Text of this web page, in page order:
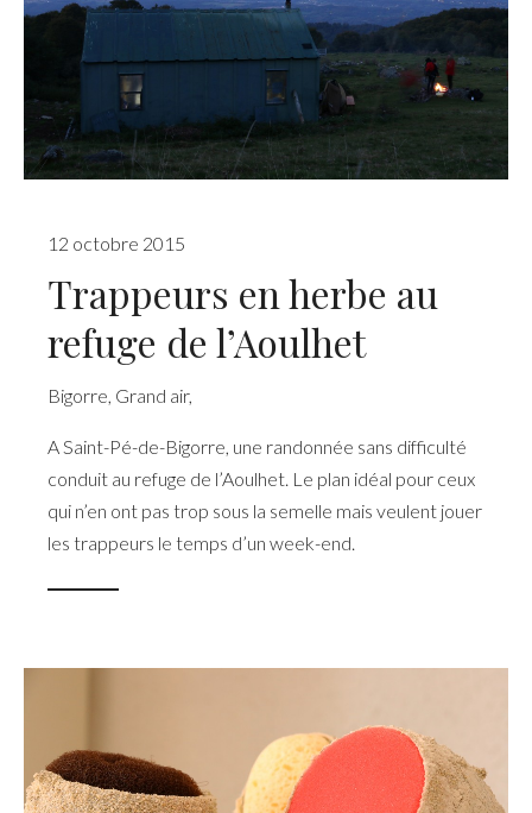
12 octobre 2015
Trappeurs en herbe au
refuge de l’Aoulhet
Bigorre, Grand air,
A Saint-Pé-de-Bigorre, une randonnée sans difficulté
conduit au refuge de l’Aoulhet. Le plan idéal pour ceux
qui n’en ont pas trop sous la semelle mais veulent jouer
les trappeurs le temps d’un week-end.